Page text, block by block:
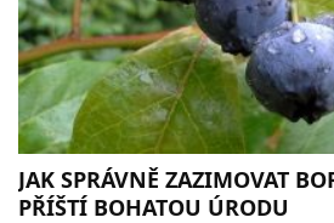
JAK SPRÁVNĚ ZAZIMOVAT
PŘÍŠTÍ BOHATOU ÚRODU